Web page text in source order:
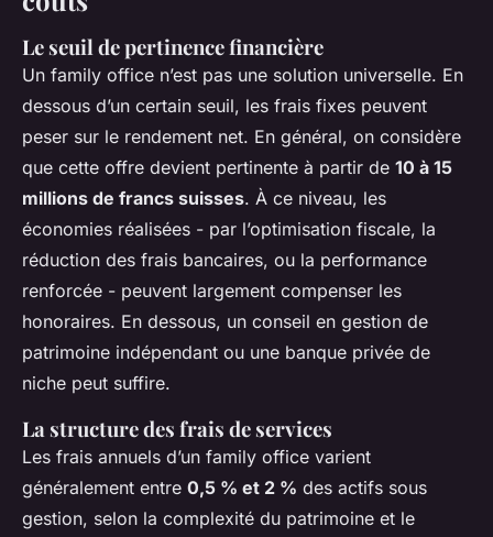
Le seuil de pertinence financière
Un family office n’est pas une solution universelle. En
dessous d’un certain seuil, les frais fixes peuvent
peser sur le rendement net. En général, on considère
que cette offre devient pertinente à partir de 10 à 15
millions de francs suisses. À ce niveau, les
économies réalisées - par l’optimisation fiscale, la
réduction des frais bancaires, ou la performance
renforcée - peuvent largement compenser les
honoraires. En dessous, un conseil en gestion de
patrimoine indépendant ou une banque privée de
niche peut suffire.
La structure des frais de services
Les frais annuels d’un family office varient
généralement entre 0,5 % et 2 % des actifs sous
gestion, selon la complexité du patrimoine et le